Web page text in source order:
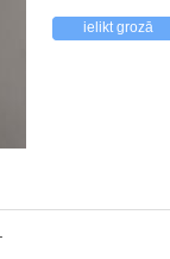
ielikt grozā